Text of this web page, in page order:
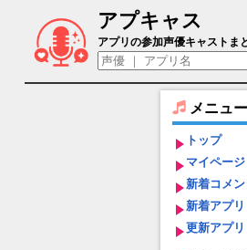
アプキャス
プラム（声優：く
アプリの参加声優キャストま
メニュー
トップ
マイページ
新着コメン
新着アプリ
更新アプリ